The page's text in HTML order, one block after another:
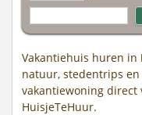
Vakantiehuis huren in
natuur, stedentrips
vakantiewoning direct
HuisjeTeHuur.